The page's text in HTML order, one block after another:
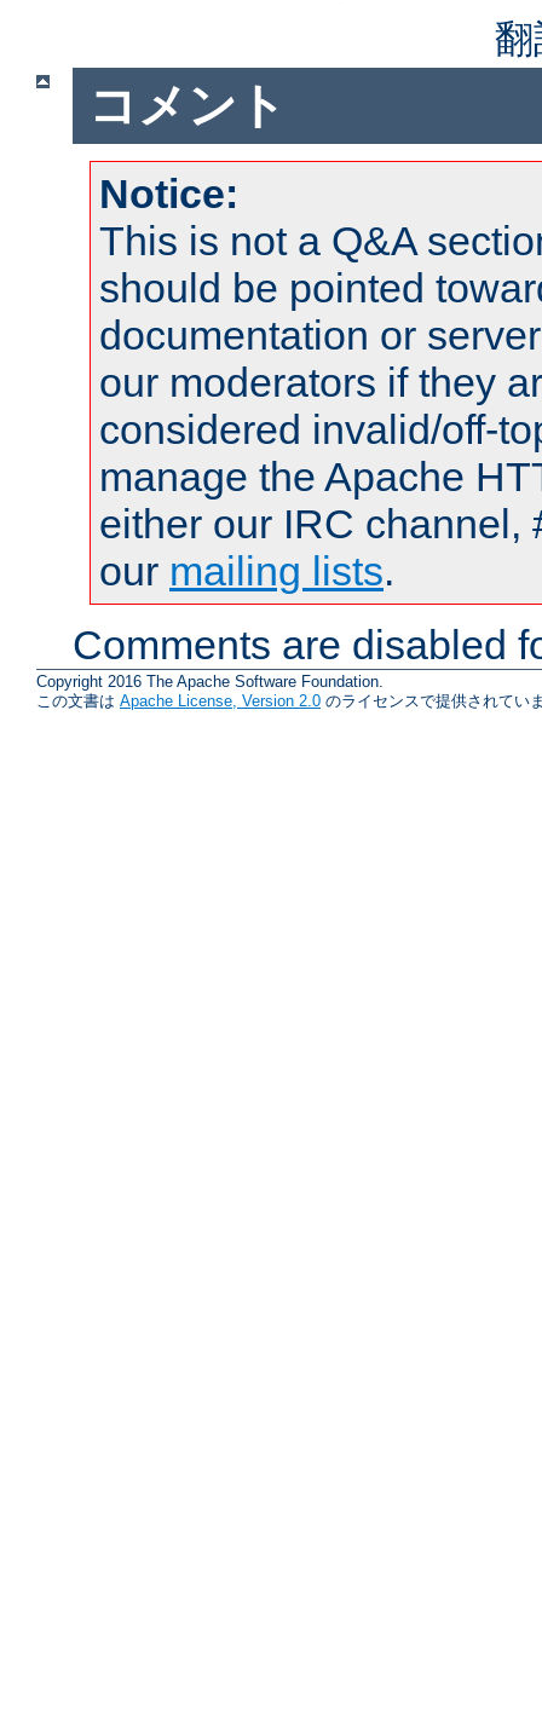
コメント
Notice:
This is not a Q&A
should be pointed
documentation or
our moderators if they
considered invalid/off-
manage the Apache
either our IRC channel,
our mailing lists.
Comments are disabled
Copyright 2016 The Apache Software Foundation.
この文書は Apache License, Version 2.0 のライセンスで提供されてい